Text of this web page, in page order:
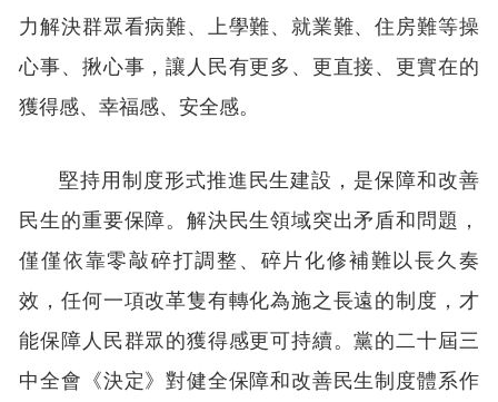
力解決群眾看病難、上學難、就業難、住房難等操
心事、揪心事，讓人民有更多、更直接、更實在的
獲得感、幸福感、安全感。
堅持用制度形式推進民生建設，是保障和改善
民生的重要保障。解決民生領域突出矛盾和問題，
僅僅依靠零敲碎打調整、碎片化修補難以長久奏
效，任何一項改革隻有轉化為施之長遠的制度，才
能保障人民群眾的獲得感更可持續。黨的二十屆三
中全會《決定》對健全保障和改善民生制度體系作